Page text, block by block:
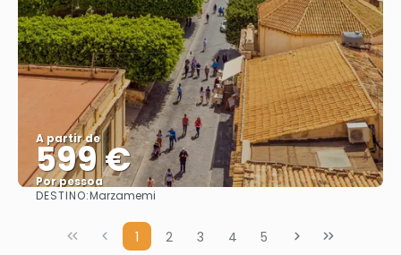
A partir de
599 €
Por pessoa
DESTINO:Marzamemi
1 2 3 4 5